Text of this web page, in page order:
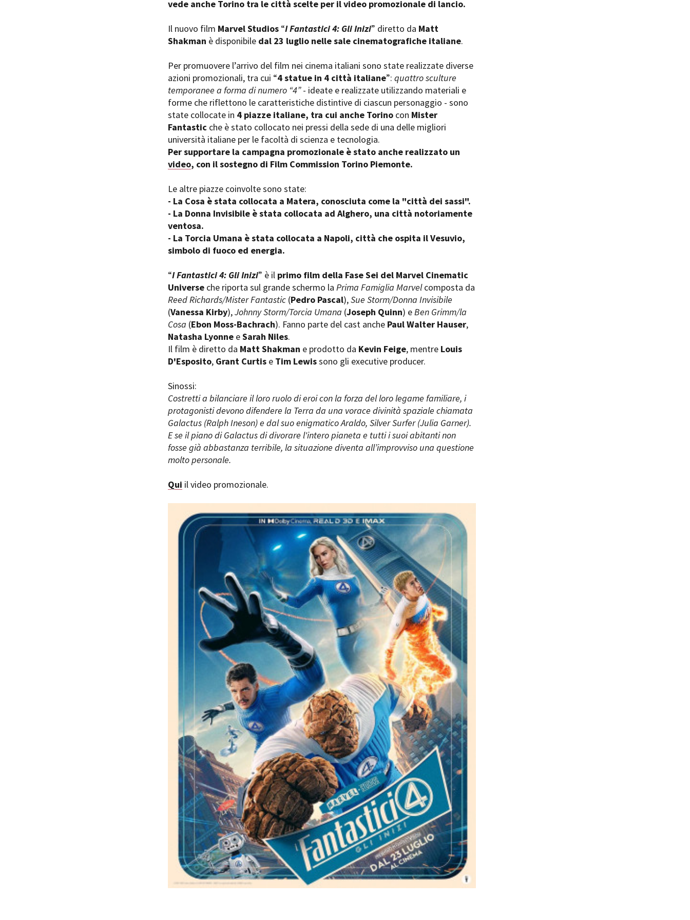
Open Day
Amministrazione trasparente Bandi e gare Contatti Cookie policy
vede anche Torino tra le città scelte per il video promozionale di lancio.
Il nuovo film Marvel Studios“I Fantastici 4: Gli Inizi” diretto da Matt
Shakman è disponibile dal 23 luglio nelle sale cinematografiche italiane.
Per promuovere l’arrivo del film nei cinema italiani sono state realizzate diverse
azioni promozionali, tra cui “4 statue in 4 città italiane”: quattro sculture
temporanee a forma di numero “4”- ideate e realizzate utilizzando materiali e
forme che riflettono le caratteristiche distintive di ciascun personaggio - sono
state collocate in 4 piazze italiane, tra cui anche Torinocon Mister
Fantasticche è stato collocato nei pressi della sede di una delle migliori
università italiane per le facoltà di scienza e tecnologia.
Per supportare la campagna promozionale è stato anche realizzato un
video, con il sostegno di Film Commission Torino Piemonte.
Le altre piazze coinvolte sono state:
- La Cosa è stata collocata a Matera, conosciuta come la "città dei sassi".
- La Donna Invisibile è stata collocata ad Alghero, una città notoriamente
ventosa.
- La Torcia Umana è stata collocata a Napoli, città che ospita il Vesuvio,
simbolo di fuoco ed energia.
“I Fantastici 4: Gli Inizi” è il primo film della Fase Sei del Marvel Cinematic
Universeche riporta sul grande schermo la Prima Famiglia Marvelcomposta da
Reed Richards/Mister Fantastic(Pedro Pascal),Sue Storm/Donna Invisibile
(Vanessa Kirby),Johnny Storm/Torcia Umana (Joseph Quinn) eBen Grimm/la
Cosa (Ebon Moss-Bachrach). Fanno parte del cast anche Paul Walter Hauser,
Natasha LyonneeSarah Niles.
Il film è diretto da Matt Shakman e prodotto da Kevin Feige, mentre Louis
D'Esposito, Grant Curtise Tim Lewissono gli executive producer.
Sinossi:
Costretti a bilanciare il loro ruolo di eroi con la forza del loro legame familiare, i
protagonisti devono difendere la Terra da una vorace divinità spaziale chiamata
Galactus (Ralph Ineson) e dal suo enigmatico Araldo, Silver Surfer (Julia Garner).
E se il piano di Galactus di divorare l'intero pianeta e tutti i suoi abitanti non
fosse già abbastanza terribile, la situazione diventa all’improvviso una questione
molto personale.
Qui il video promozionale.